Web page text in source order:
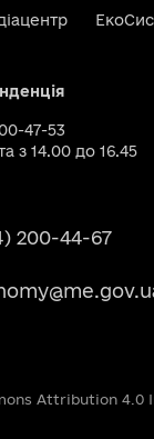
47-53
з 14.00 до 16.45
200-44-67
Attribution